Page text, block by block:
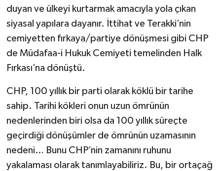
duyan ve ülkeyi kurtarmak amacıyla yola çıkan
siyasal yapılara dayanır. İttihat ve Terakki’nin
cemiyetten fırkaya/partiye dönüşmesi gibi CHP
de Müdafaa-i Hukuk Cemiyeti temelinden Halk
Fırkası’na dönüştü.
CHP, 100 yıllık bir parti olarak köklü bir tarihe
sahip. Tarihi kökleri onun uzun ömrünün
nedenlerinden biri olsa da 100 yıllık süreçte
geçirdiği dönüşümler de ömrünün uzamasının
nedeni… Bunu CHP’nin zamanını ruhunu
yakalaması olarak tanımlayabiliriz. Bu, bir ortaçağ